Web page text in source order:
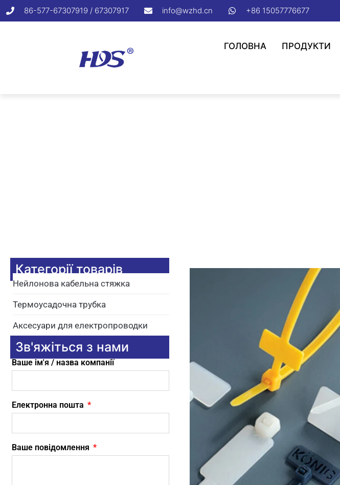
86-577-67307919 / 67307917 info@wzhd.cn +86 15057776677
ГОЛОВНА ПРОДУКТИ
Категорії товарів
Нейлонова кабельна стяжка
Термоусадочна трубка
Аксесуари для електропроводки
Зв'яжіться з нами
Ваше ім'я / назва компанії
Електронна пошта
Ваше повідомлення